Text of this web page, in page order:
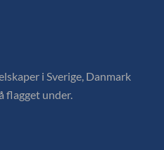
i Sverige, Danmark
flagget under.